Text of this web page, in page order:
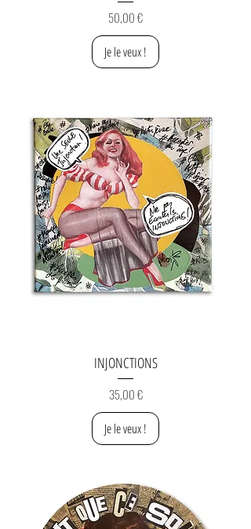
Prix
50,00 €
Je le veux !
INJONCTIONS
Prix
35,00 €
Je le veux !